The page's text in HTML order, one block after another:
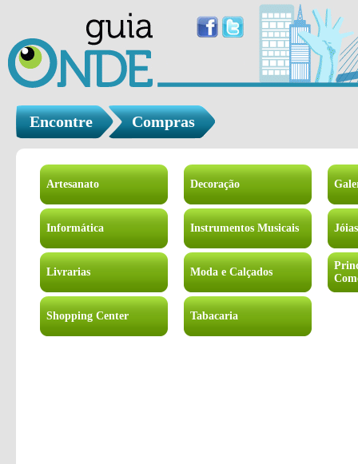
Encontre Compras
Artesanato Decoração
Informática Instrumentos Musicais
Livrarias Moda e Calçados
Shopping Center Tabacaria